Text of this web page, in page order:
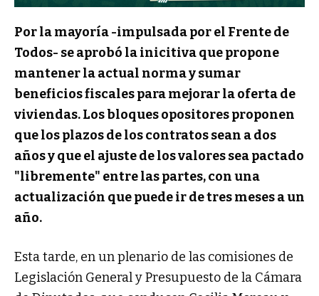
Por la mayoría -impulsada por el Frente de
Todos- se aprobó la inicitiva que propone
mantener la actual norma y sumar
beneficios fiscales para mejorar la oferta de
viviendas. Los bloques opositores proponen
que los plazos de los contratos sean a dos
años y que el ajuste de los valores sea pactado
"libremente" entre las partes, con una
actualización que puede ir de tres meses a un
año.
Esta tarde, en un plenario de las comisiones de
Legislación General y Presupuesto de la Cámara